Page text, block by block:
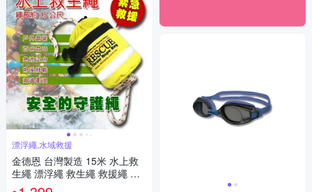
漂浮繩,水域救援
金德恩 台灣製造 15米 水上救
生繩 漂浮繩 救生繩 救援繩 浮
水繩 求生繩 拋繩器 水上救生繩